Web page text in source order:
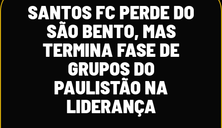
SANTOS FC PERDE DO
SÃO BENTO, MAS
TERMINA FASE DE
GRUPOS DO
PAULISTÃO NA
LIDERANÇA